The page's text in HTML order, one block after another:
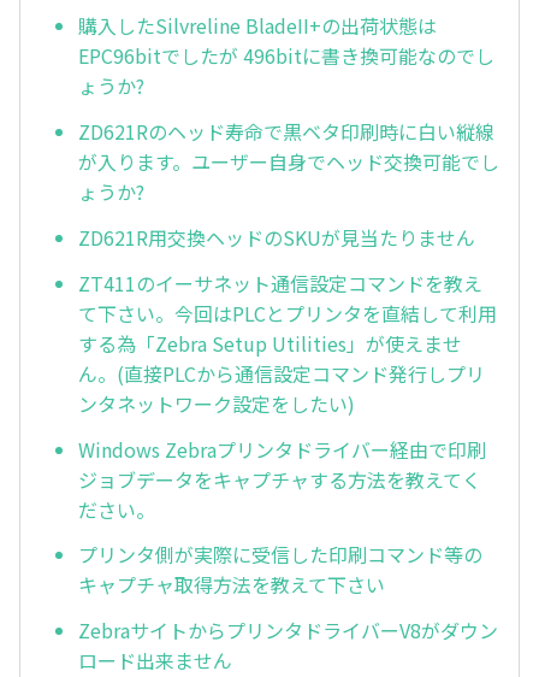
購入したSilvreline BladeII+の出荷状態は
EPC96bitでしたが 496bitに書き換可能なのでし
ょうか?
ZD621Rのヘッド寿命で黒ベタ印刷時に白い縦線
が入ります。ユーザー自身でヘッド交換可能でし
ょうか?
ZD621R用交換ヘッドのSKUが見当たりません
ZT411のイーサネット通信設定コマンドを教え
て下さい。今回はPLCとプリンタを直結して利用
する為「Zebra Setup Utilities」が使えませ
ん。(直接PLCから通信設定コマンド発行しプリ
ンタネットワーク設定をしたい)
Windows Zebraプリンタドライバー経由で印刷
ジョブデータをキャプチャする方法を教えてく
ださい。
プリンタ側が実際に受信した印刷コマンド等の
キャプチャ取得方法を教えて下さい
ZebraサイトからプリンタドライバーV8がダウン
ロード出来ません